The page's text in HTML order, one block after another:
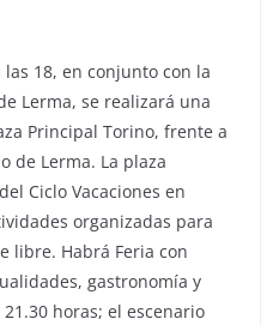
18, en conjunto con la
Lerma, se realizará una
Principal Torino, frente a
de Lerma. La plaza
Ciclo Vacaciones en
organizadas para
libre. Habrá Feria con
gastronomía y
horas; el escenario